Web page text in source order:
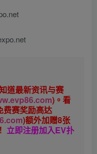
道最新资讯与赛
)。 看
费赛奖励高达
)额外加赠8张
！ 立即注册加入EV扑